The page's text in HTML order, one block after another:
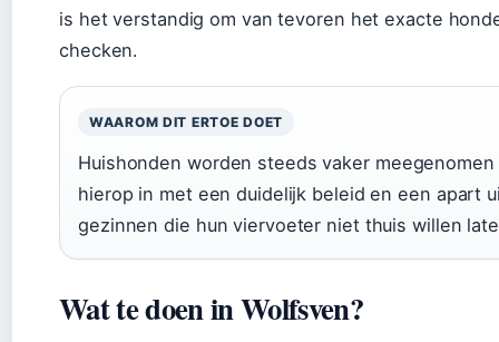
is het verstandig om van tevoren het exacte
checken.
WAAROM DIT ERTOE DOET
Huishonden worden steeds vaker
hierop in met een duidelijk beleid en een apart
gezinnen die hun viervoeter niet thuis willen
Wat te doen in Wolfsven?